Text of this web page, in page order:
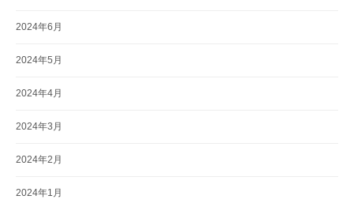
2024年6月
2024年5月
2024年4月
2024年3月
2024年2月
2024年1月